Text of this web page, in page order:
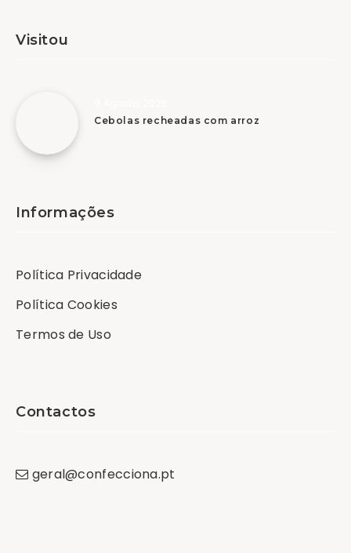
Visitou
Cebolas recheadas com arroz
Informações
Política Privacidade
Política Cookies
Termos de Uso
Contactos
geral@confecciona.pt